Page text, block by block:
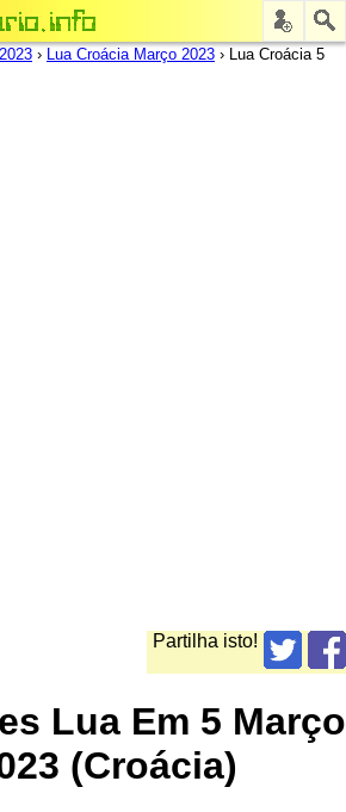
› Lua Croácia Março 2023 › Lua Croácia 5
Partilha isto!
Lua Em 5 Março
(Croácia)